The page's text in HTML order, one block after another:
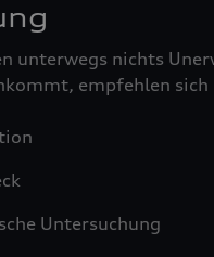
unterwegs nichts
empfehlen sich
Untersuchung